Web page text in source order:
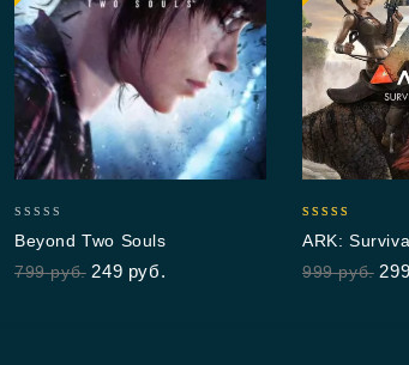
out
of
Beyond Two Souls
799руб. 249 руб.
out of 5
ARK:
999руб. 299